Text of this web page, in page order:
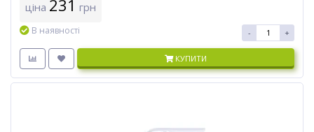
ціна 231 грн
В наявності - +
КУПИТИ